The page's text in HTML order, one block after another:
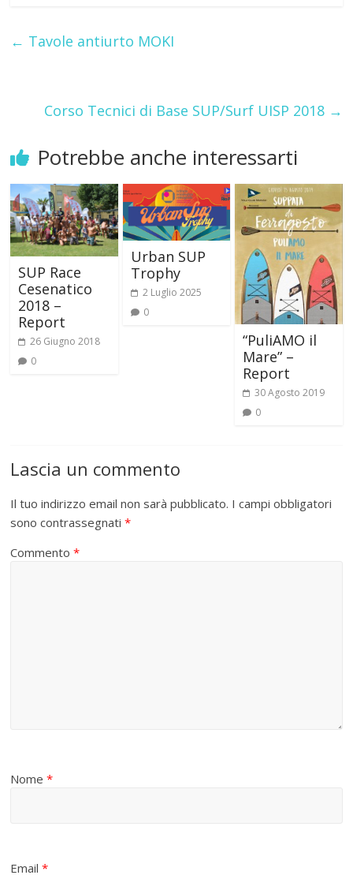
← Tavole antiurto MOKI
Corso Tecnici di Base SUP/Surf UISP 2018 →
Potrebbe anche interessarti
SUP Race
Cesenatico
2018 –
Report
26 Giugno 2018
0
Urban SUP
Trophy
2 Luglio 2025
0
“PuliAMO il
Mare” –
Report
30 Agosto 2019
0
Lascia un commento
Il tuo indirizzo email non sarà pubblicato. I campi obbligatori
sono contrassegnati*
Commento*
Nome*
Email*